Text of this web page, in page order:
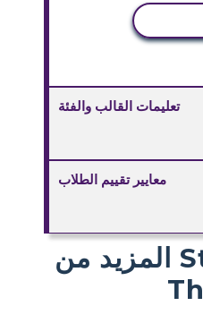
تعليمات القالب والفئة
معايير تقييم الطلاب
المزيد من Storyboard